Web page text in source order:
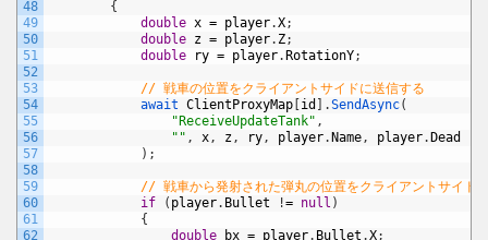
48
49
50
51
52
53
54
55
56
57
58
59
60
61
62
{
double x = player.X;
double z = player. Z;
double
ry = player. RotationY;
// 戦車の位置をクライアントサイドに送信する
await ClientProxyMap id .SendAsync(
"ReceiveUpdateTank" ,
"" , x, z, ry, player. Name, player. Dead
) ;
// 戦車から発射された弾丸の位置をクライアントサイド
if
( player. Bullet != null )
{
double
bx = player. Bullet .X;